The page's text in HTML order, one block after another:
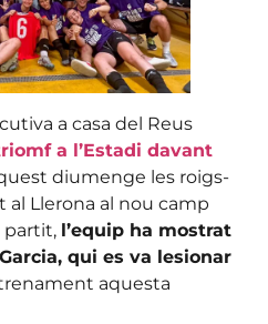
a casa del Reus
a l’Estadi davant
diumenge les roigs-
al Llerona al nou camp
partit, l’equip ha mostrat
qui es va lesionar
aquesta